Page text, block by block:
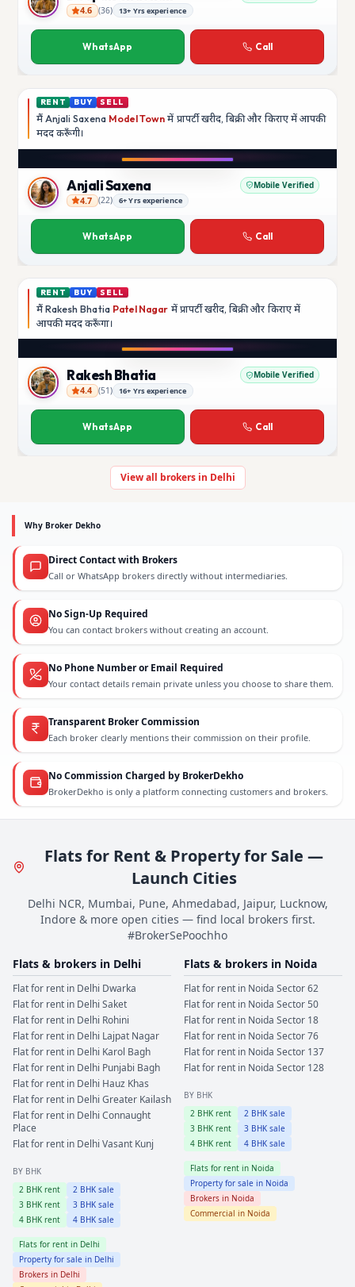
Deepak Chauhan
4.6 (36) 13+ Yrs experience
WhatsApp Call
RENT BUY SELL
मैं Anjali Saxena Model Town में प्रापर्टी खरीद, बिक्री और किराए में आपकी
मददकरूँगी।
Anjali Saxena
Anjali Saxena Mobile Verified
4.7 (22) 6+ Yrs experience
WhatsApp Call
RENT BUY SELL
मैं Rakesh Bhatia Patel Nagar में प्रापर्टी खरीद, बिक्री और किराए में
आपकी मददकरूँगा।
Rakesh Bhatia
Rakesh Bhatia Mobile Verified
4.4 (51) 16+ Yrs experience
WhatsApp Call
View all brokers in Delhi
Why Broker Dekho
Direct Contact with Brokers
Call or WhatsApp brokers directly without intermediaries.
No Sign-Up Required
You can contact brokers without creating an account.
No Phone Number or Email Required
Your contact details remain private unless you choose to share them.
Transparent Broker Commission
Each broker clearly mentions their commission on their profile.
No Commission Charged by BrokerDekho
BrokerDekho is only a platform connecting customers and brokers.
Flats for Rent & Property for Sale —
Launch Cities
Delhi NCR, Mumbai, Pune, Ahmedabad, Jaipur, Lucknow,
Indore & more open cities — find local brokers first.
#BrokerSePoochho
Flats & brokers in Delhi
Flat for rent in Delhi Dwarka
Flat for rent in Delhi Saket
Flat for rent in Delhi Rohini
Flat for rent in Delhi Lajpat Nagar
Flat for rent in Delhi Karol Bagh
Flat for rent in Delhi Punjabi Bagh
Flat for rent in Delhi Hauz Khas
Flat for rent in Delhi Greater Kailash
Flat for rent in Delhi Connaught
Place
Flat for rent in Delhi Vasant Kunj
BY BHK
2 BHK rent 2 BHK sale
3 BHK rent 3 BHK sale
4 BHK rent 4 BHK sale
Flats for rent in Delhi
Property for sale in Delhi
Brokers in Delhi
Flats & brokers in Noida
Flat for rent in Noida Sector 62
Flat for rent in Noida Sector 50
Flat for rent in Noida Sector 18
Flat for rent in Noida Sector 76
Flat for rent in Noida Sector 137
Flat for rent in Noida Sector 128
BY BHK
2 BHK rent 2 BHK sale
3 BHK rent 3 BHK sale
4 BHK rent 4 BHK sale
Flats for rent in Noida
Property for sale in Noida
Brokers in Noida
Commercial in Noida